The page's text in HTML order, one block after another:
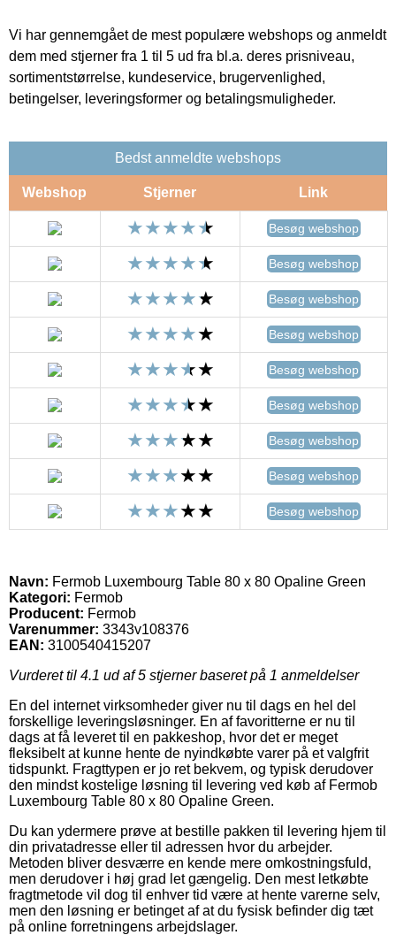
Vi har gennemgået de mest populære webshops og anmeldt
dem med stjerner fra 1 til 5 ud fra bl.a. deres prisniveau,
sortimentstørrelse, kundeservice, brugervenlighed,
betingelser, leveringsformer og betalingsmuligheder.
Bedst anmeldte webshops
Webshop Stjerner Link
Besøg webshop
Besøg webshop
Besøg webshop
Besøg webshop
Besøg webshop
Besøg webshop
Besøg webshop
Besøg webshop
Besøg webshop
Navn: Fermob Luxembourg Table 80 x 80 Opaline Green
Kategori: Fermob
Producent: Fermob
Varenummer: 3343v108376
EAN: 3100540415207
Vurderet til 4.1 ud af 5 stjerner baseret på 1 anmeldelser
En del internet virksomheder giver nu til dags en hel del
forskellige leveringsløsninger. En af favoritterne er nu til
dags at få leveret til en pakkeshop, hvor det er meget
fleksibelt at kunne hente de nyindkøbte varer på et valgfrit
tidspunkt. Fragttypen er jo ret bekvem, og typisk derudover
den mindst kostelige løsning til levering ved køb af Fermob
Luxembourg Table 80 x 80 Opaline Green.
Du kan ydermere prøve at bestille pakken til levering hjem til
din privatadresse eller til adressen hvor du arbejder.
Metoden bliver desværre en kende mere omkostningsfuld,
men derudover i høj grad let gængelig. Den mest letkøbte
fragtmetode vil dog til enhver tid være at hente varerne selv,
men den løsning er betinget af at du fysisk befinder dig tæt
på online forretningens arbejdslager.